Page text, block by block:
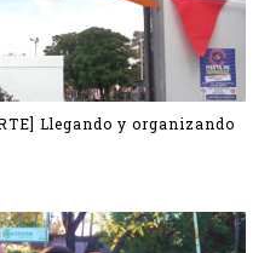
Llegando y organizando